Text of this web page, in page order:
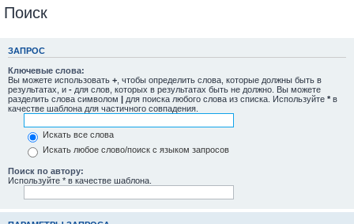
Поиск
ЗАПРОС
Ключевые слова:
Вы можете использовать + , чтобы определить слова, которые должны быть в
результатах, и - для слов, которых в результатах быть не должно. Вы можете
разделить слова символом | для поиска любого слова из списка. Используйте * в
качестве шаблона для частичного совпадения.
Искать все слова
Искать любое слово/поиск с языком запросов
Поиск по автору:
Используйте * в качестве шаблона.